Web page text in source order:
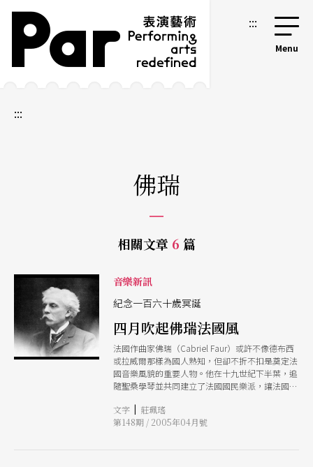
跳到主要內容區塊
網站導覽 :::
:::
佛瑞
相關文章 6 篇
音樂新訊
紀念一百六十歲冥誕
四月吹起佛瑞法國風
法國作曲家佛瑞（Cabriel Faur）或許不像德布西
或拉威爾那樣為國人熟知，但卻不折不扣是奠定法
國音樂風貌的重要人物。他在十九世紀下半葉，追
隨聖桑學琴並共同建立了法國國民樂派，讓法國古
風格的特色。佛瑞的作品以聲樂曲及室內樂聞名，
而他也像貝多芬一樣晚年失聰，但仍譜出精采的樂
文字 | 莊珮瑤
第148期 / 2005年04月號